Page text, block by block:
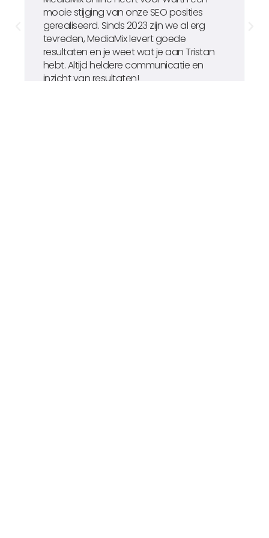
mooie stijging van onze SEO posities
gerealiseerd. Sinds 2023 zijn we al erg
tevreden, MediaMix levert goede
resultaten en je weet wat je aan Tristan
hebt. Altijd heldere communicatie en
inzicht van resultaten!